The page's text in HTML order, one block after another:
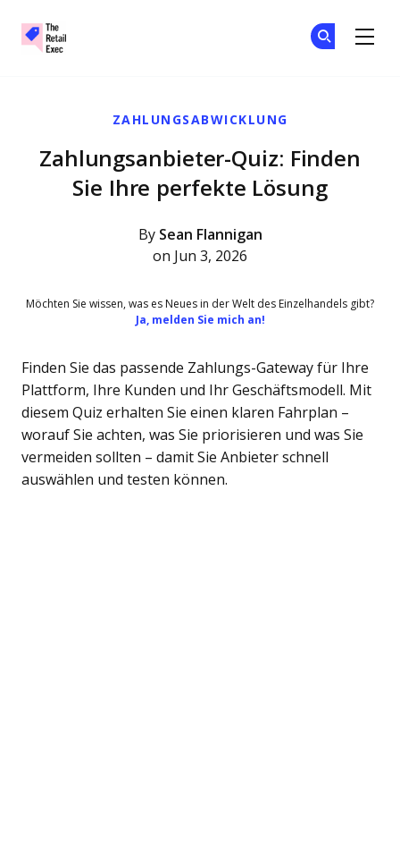
ZAHLUNGSABWICKLUNG
Zahlungsanbieter-Quiz: Finden
Sie Ihre perfekte Lösung
By Sean Flannigan
on Jun 3, 2026
Möchten Sie wissen, was es Neues in der Welt des Einzelhandels gibt?
Ja, melden Sie mich an!
Finden Sie das passende Zahlungs-Gateway für Ihre
Plattform, Ihre Kunden und Ihr Geschäftsmodell. Mit
diesem Quiz erhalten Sie einen klaren Fahrplan –
worauf Sie achten, was Sie priorisieren und was Sie
vermeiden sollten – damit Sie Anbieter schnell
auswählen und testen können.